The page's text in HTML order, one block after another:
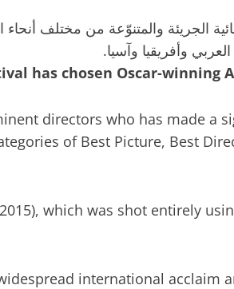
الجريئة والمتنوّعة من مختلف أنحاء
وأفريقيا وآسيا.
has chosen Oscar-
directors who has made
of Best Picture, Best
which was shot entirely
international